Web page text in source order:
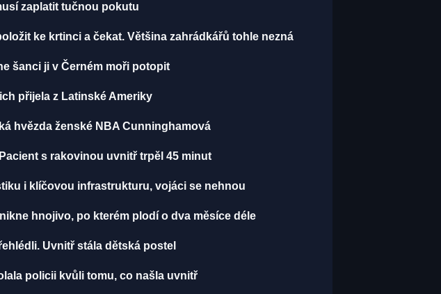
zaplatit tučnou pokutu
ke krtinci a čekat. Většina zahrádkářů tohle nezná
šanci ji v Černém moři potopit
přijela z Latinské Ameriky
hvězda ženské NBA Cunninghamová
s rakovinou uvnitř trpěl 45 minut
i klíčovou infrastrukturu, vojáci se nehnou
hnojivo, po kterém plodí o dva měsíce déle
Uvnitř stála dětská postel
policii kvůli tomu, co našla uvnitř